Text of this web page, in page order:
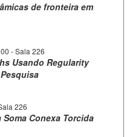
de fronteira em
- Sala 226
Usando Regularity
226
Conexa Torcida